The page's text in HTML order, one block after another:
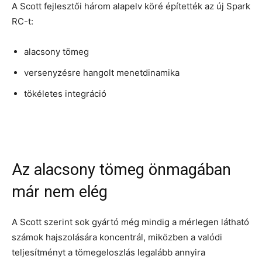
A Scott fejlesztői három alapelv köré építették az új Spark
RC-t:
alacsony tömeg
versenyzésre hangolt menetdinamika
tökéletes integráció
Az alacsony tömeg önmagában
már nem elég
A Scott szerint sok gyártó még mindig a mérlegen látható
számok hajszolására koncentrál, miközben a valódi
teljesítményt a tömegeloszlás legalább annyira